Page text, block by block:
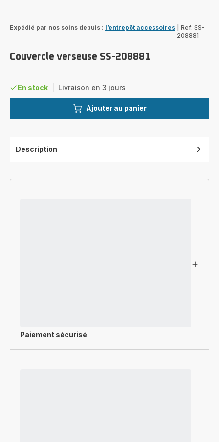
Expédié par nos soins depuis : l’entrepôt accessoires
Ref: SS-
208881
Couvercle verseuse SS-208881
En stock Livraison en 3 jours
Ajouter au panier
Description
Paiement sécurisé